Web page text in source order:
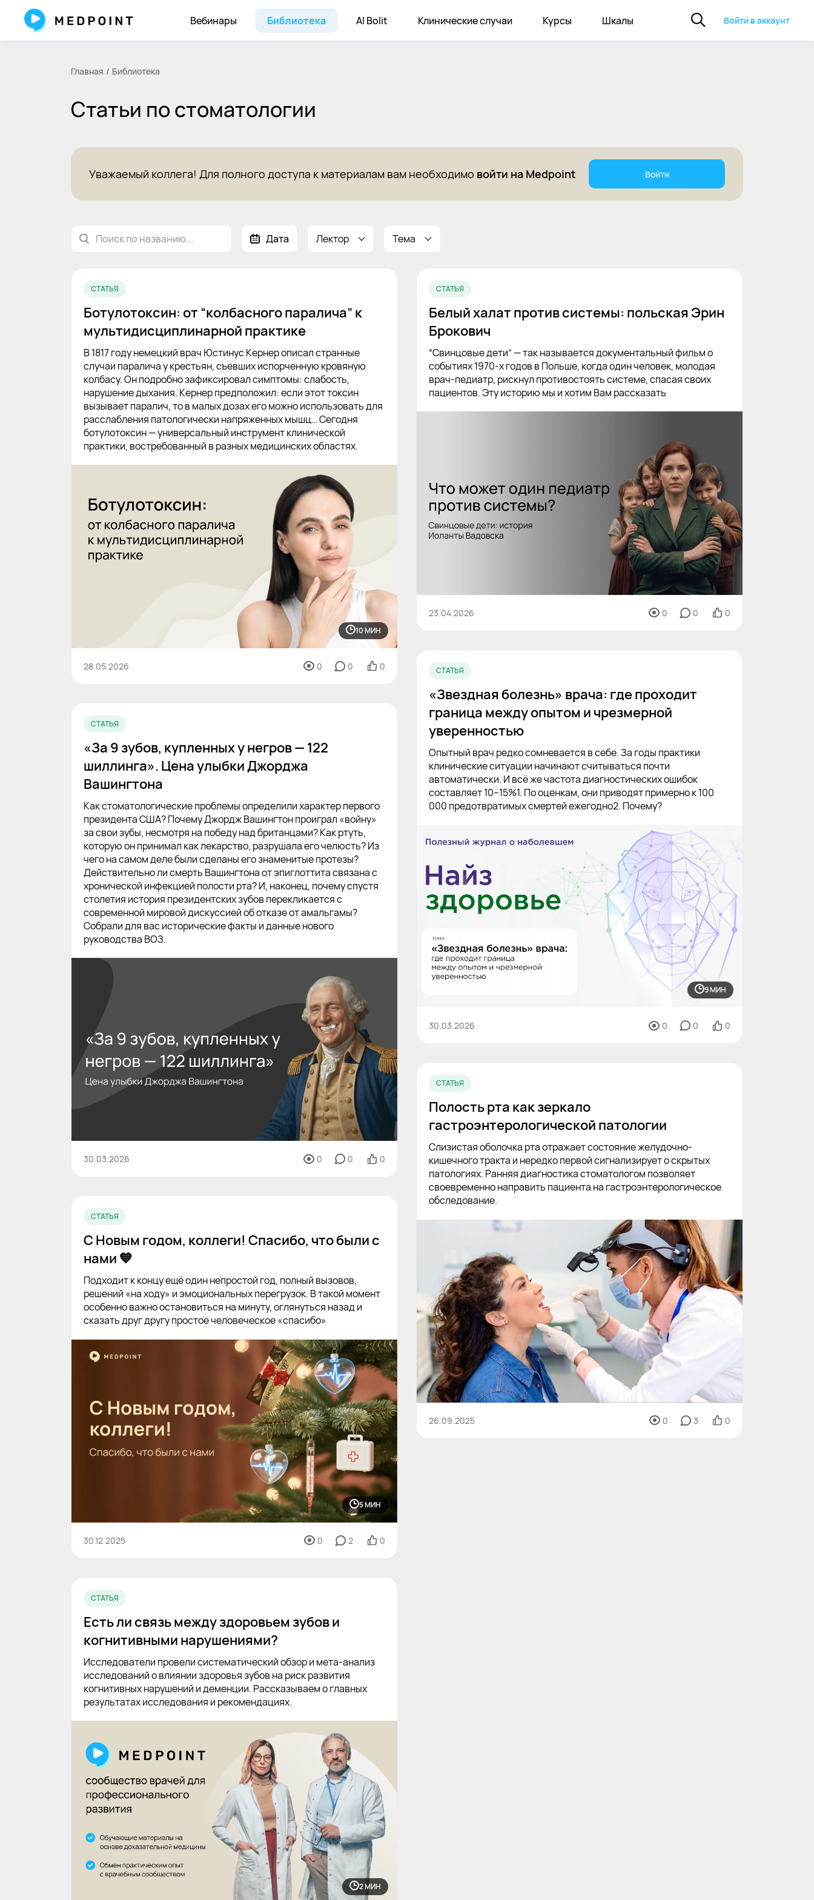
Вебинары Библиотека AI Bolit Клинические случаи Курсы Шкалы Войти в аккаунт
Главная Библиотека
Статьи по стоматологии
Уважаемый коллега! Для полного доступа к материалам вам необходимо войти на Medpoint Войти
Дата Лектор Тема
СТАТЬЯ
Ботулотоксин: от “колбасного паралича” к
мультидисциплинарной практике
В 1817 году немецкий врач Юстинус Кернер описал странные
случаи паралича у крестьян, съевших испорченную кровяную
колбасу. Он подробно зафиксировал симптомы: слабость,
нарушение дыхания. Кернер предположил: если этот токсин
вызывает паралич, то в малых дозах его можно использовать для
расслабления патологически напряженных мышц… Сегодня
ботулотоксин — универсальный инструмент клинической
практики, востребованный в разных медицинских областях.
10 МИН
28.05.2026 0 0 0
СТАТЬЯ
«За 9 зубов, купленных у негров — 122
шиллинга». Цена улыбки Джорджа
Вашингтона
Как стоматологические проблемы определили характер первого
президента США? Почему Джордж Вашингтон проиграл «войну»
за свои зубы, несмотря на победу над британцами? Как ртуть,
которую он принимал как лекарство, разрушала его челюсть? Из
чего на самом деле были сделаны его знаменитые протезы?
Действительно ли смерть Вашингтона от эпиглоттита связана с
хронической инфекцией полости рта? И, наконец, почему спустя
столетия история президентских зубов перекликается с
современной мировой дискуссией об отказе от амальгамы?
Собрали для вас исторические факты и данные нового
руководства ВОЗ.
30.03.2026 0 0 0
СТАТЬЯ
С Новым годом, коллеги! Спасибо, что были с
нами 💙
Подходит к концу ещё один непростой год, полный вызовов,
решений «на ходу» и эмоциональных перегрузок. В такой момент
особенно важно остановиться на минуту, оглянуться назад и
сказать друг другу простое человеческое «спасибо»
5 МИН
30.12.2025 0 2 0
СТАТЬЯ
Есть ли связь между здоровьем зубов и
когнитивными нарушениями?
Исследователи провели систематический обзор и мета-анализ
исследований о влиянии здоровья зубов на риск развития
когнитивных нарушений и деменции. Рассказываем о главных
результатах исследования и рекомендациях.
2 МИН
СТАТЬЯ
Белый халат против системы: польская Эрин
Брокович
“Свинцовые дети” — так называется документальный фильм о
событиях 1970-х годов в Польше, когда один человек, молодая
врач-педиатр, рискнул противостоять системе, спасая своих
пациентов. Эту историю мы и хотим Вам рассказать
23.04.2026 0 0 0
СТАТЬЯ
«Звездная болезнь» врача: где проходит
граница между опытом и чрезмерной
уверенностью
Опытный врач редко сомневается в себе. За годы практики
клинические ситуации начинают считываться почти
автоматически. И всё же частота диагностических ошибок
составляет 10–15%1. По оценкам, они приводят примерно к 100
000 предотвратимых смертей ежегодно2. Почему?
9 МИН
30.03.2026 0 0 0
СТАТЬЯ
Полость рта как зеркало
гастроэнтерологической патологии
Слизистая оболочка рта отражает состояние желудочно-
кишечного тракта и нередко первой сигнализирует о скрытых
патологиях. Ранняя диагностика стоматологом позволяет
своевременно направить пациента на гастроэнтерологическое
обследование.
26.09.2025 0 3 0
Научные статьи по стоматологии для врачей на Medpoint